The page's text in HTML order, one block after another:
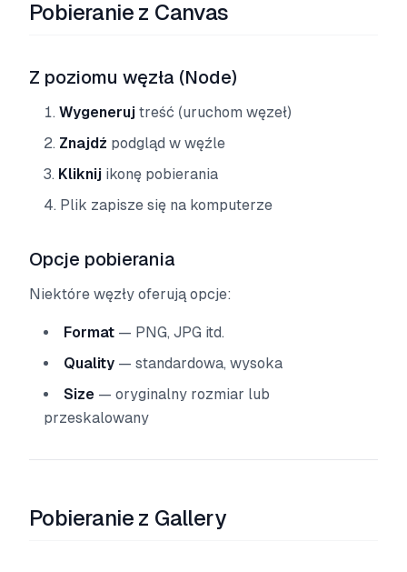
Pobieranie z Canvas
Z poziomu węzła (Node)
Wygeneruj treść (uruchom węzeł)
Znajdź podgląd w węźle
Kliknij ikonę pobierania
Plik zapisze się na komputerze
Opcje pobierania
Niektóre węzły oferują opcje:
Format — PNG, JPG itd.
Quality — standardowa, wysoka
Size — oryginalny rozmiar lub
przeskalowany
Pobieranie z Gallery